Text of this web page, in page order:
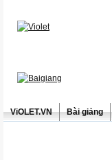
ViOLET.VN Bài giảng